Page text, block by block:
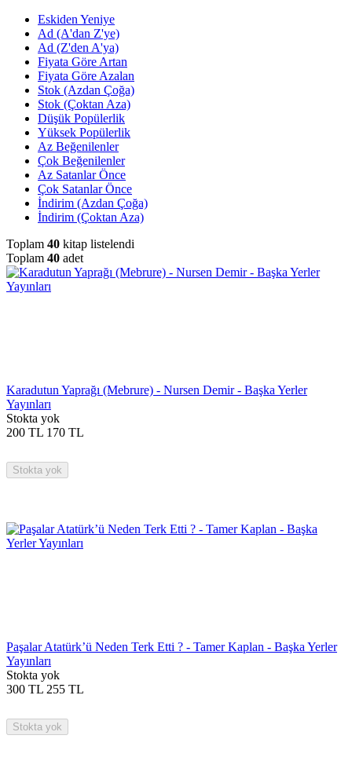
Eskiden Yeniye
Ad (A'dan Z'ye)
Ad (Z'den A'ya)
Fiyata Göre Artan
Fiyata Göre Azalan
Stok (Azdan Çoğa)
Stok (Çoktan Aza)
Düşük Popülerlik
Yüksek Popülerlik
Az Beğenilenler
Çok Beğenilenler
Az Satanlar Önce
Çok Satanlar Önce
İndirim (Azdan Çoğa)
İndirim (Çoktan Aza)
Toplam 40 kitap listelendi
Toplam 40 adet
Karadutun Yaprağı (Mebrure) - Nursen Demir - Başka Yerler
Yayınları
Stokta yok
200 TL 170 TL
Stokta yok
Paşalar Atatürk’ü Neden Terk Etti ? - Tamer Kaplan - Başka Yerler
Yayınları
Stokta yok
300 TL 255 TL
Stokta yok